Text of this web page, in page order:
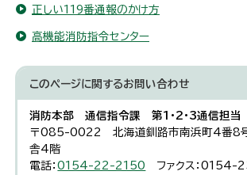
正しい119番通報のかけ方
高機能消防指令センター
このページに関するお問い合わせ
消防本部 通信指令課 第1・2・3通信担当
〒085-0022 北海道釧路市南浜町4番8
舎4階
電話：0154-22-2150
ファクス：